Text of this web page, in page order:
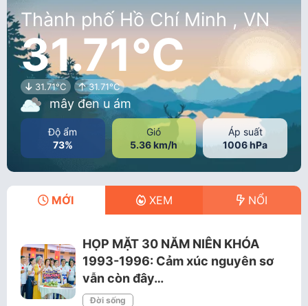
Thành phố Hồ Chí Minh , VN
31.71°C
31.71°C 31.71°C
mây đen u ám
Độ ẩm
73%
Gió
5.36 km/h
Áp suất
1006 hPa
MỚI XEM NỔI
HỌP MẶT 30 NĂM NIÊN KHÓA
1993-1996: Cảm xúc nguyên sơ
vẫn còn đây…
Đời sống